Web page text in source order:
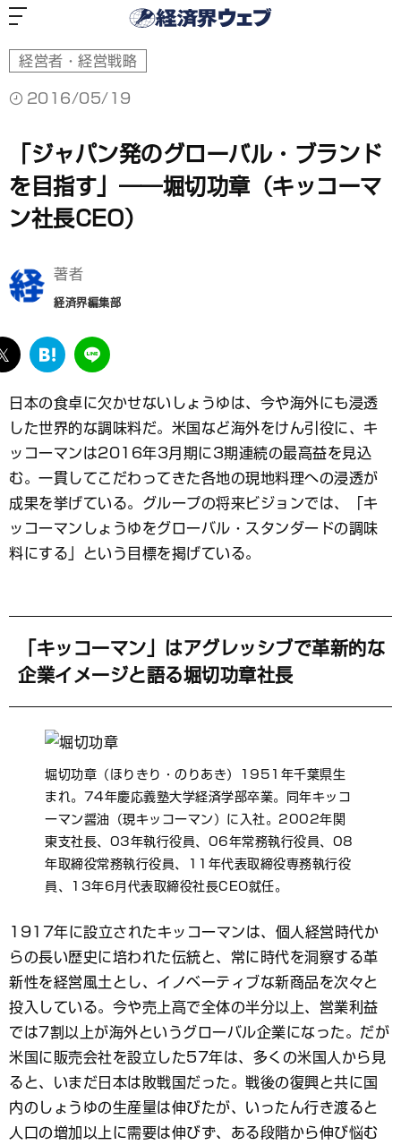
経営者・経営戦略
2016/05/19
「ジャパン発のグローバル・ブランド
を目指す」――堀切功章（キッコーマ
ン社長CEO）
著者
経済界編集部
twitter
は
な
ブ
ッ
ク
マ
ー
ク
LINE
日本の食卓に欠かせないしょうゆは、今や海外にも浸透
した世界的な調味料だ。米国など海外をけん引役に、キ
ッコーマンは2016年3月期に3期連続の最高益を見込
む。一貫してこだわってきた各地の現地料理への浸透が
成果を挙げている。グループの将来ビジョンでは、「キ
ッコーマンしょうゆをグローバル・スタンダードの調味
料にする」という目標を掲げている。
「キッコーマン」はアグレッシブで革新的な
企業イメージと語る堀切功章社長
堀切功章（ほりきり・のりあき）1951年千葉県生
まれ。74年慶応義塾大学経済学部卒業。同年キッコ
ーマン醤油（現キッコーマン）に入社。2002年関
東支社長、03年執行役員、06年常務執行役員、08
年取締役常務執行役員、11年代表取締役専務執行役
員、13年6月代表取締役社長CEO就任。
1917年に設立されたキッコーマンは、個人経営時代か
らの長い歴史に培われた伝統と、常に時代を洞察する革
新性を経営風土とし、イノベーティブな新商品を次々と
投入している。今や売上高で全体の半分以上、営業利益
では7割以上が海外というグローバル企業になった。だが
米国に販売会社を設立した57年は、多くの米国人から見
ると、いまだ日本は敗戦国だった。戦後の復興と共に国
内のしょうゆの生産量は伸びたが、いったん行き渡ると
人口の増加以上に需要は伸びず、ある段階から伸び悩む